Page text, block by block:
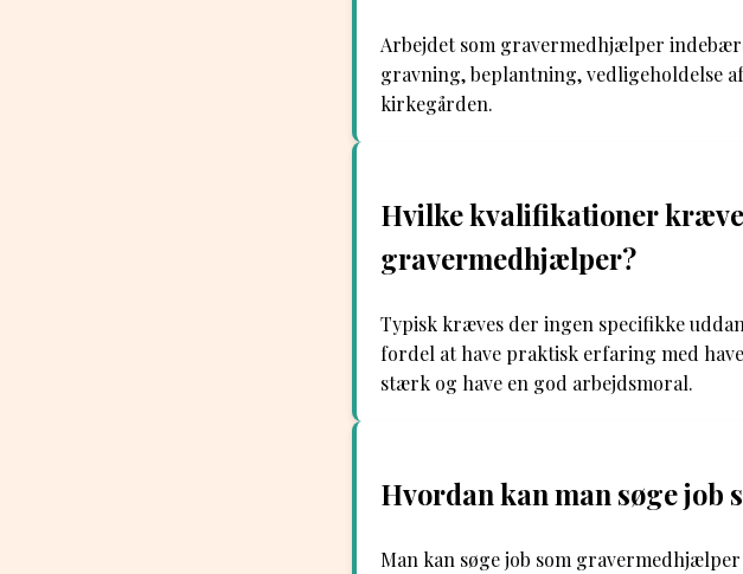
Arbejdet som gravermedhjælper
gravning, beplantning, vedligeholdelse
kirkegården.
Hvilke kvalifikationer
gravermedhjælper?
Typisk kræves der ingen specifikke
fordel at have praktisk erfaring med
stærk og have en god arbejdsmoral.
Hvordan kan man søge
Man kan søge job som